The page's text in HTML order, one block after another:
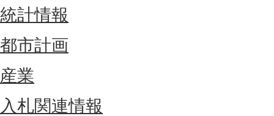
統計情報
都市計画
産業
入札関連情報